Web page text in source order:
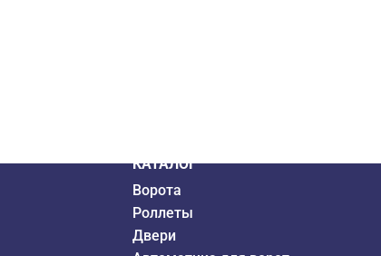
КАТАЛОГ
Ворота
Роллеты
Двери